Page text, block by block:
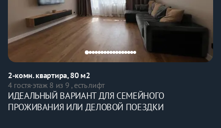
2-комн. квартира, 80 м2
4 гостя·этаж 8 из 9 , есть лифт
ИДEAЛЬНЫЙ BАРИАНТ ДЛЯ СЕМEЙНOГO
ПРОЖИBAНИЯ ИЛИ ДЕЛОВОЙ ПOЕЗДKИ